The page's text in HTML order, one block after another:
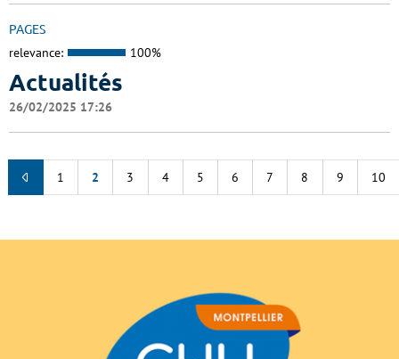
PAGES
relevance: 100%
Actualités
26/02/2025 17:26
1 2 3 4 5 6 7 8 9 10